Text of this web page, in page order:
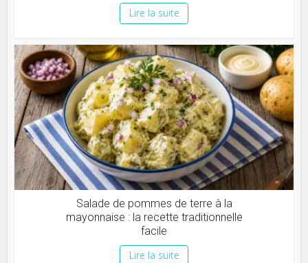
Lire la suite
Salade de pommes de terre à la
mayonnaise : la recette traditionnelle
facile
Lire la suite